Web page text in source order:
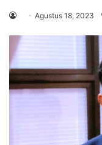
Agustus 18, 2023